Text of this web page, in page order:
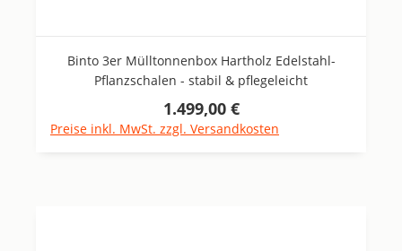
Binto 3er Mülltonnenbox Hartholz Edelstahl-
Pflanzschalen - stabil & pflegeleicht
Regulärer Preis:
1.499,00 €
Preise inkl. MwSt. zzgl. Versandkosten